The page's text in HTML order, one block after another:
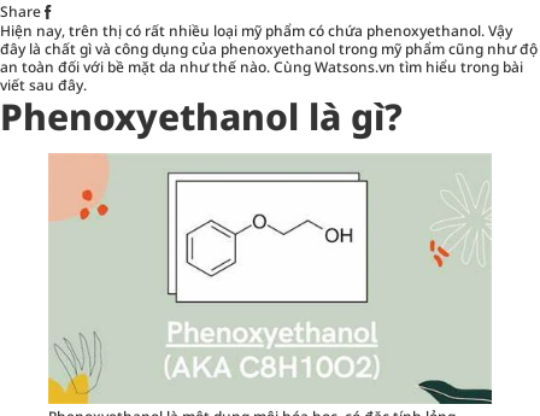
Share
Hiện nay, trên thị có rất nhiều loại mỹ phẩm có chứa phenoxyethanol. Vậy
đây là chất gì và công dụng của phenoxyethanol trong mỹ phẩm cũng như độ
an toàn đối với bề mặt da như thế nào. CùngWatsons.vn tìm hiểu trong bài
viết sau đây.
Phenoxyethanol là gì?